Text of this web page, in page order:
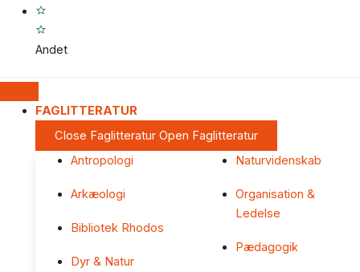
Andet
FAGLITTERATUR
Close Faglitteratur Open Faglitteratur
Antropologi
Arkæologi
Bibliotek Rhodos
Dyr & Natur
Naturvidenskab
Organisation &
Ledelse
Pædagogik